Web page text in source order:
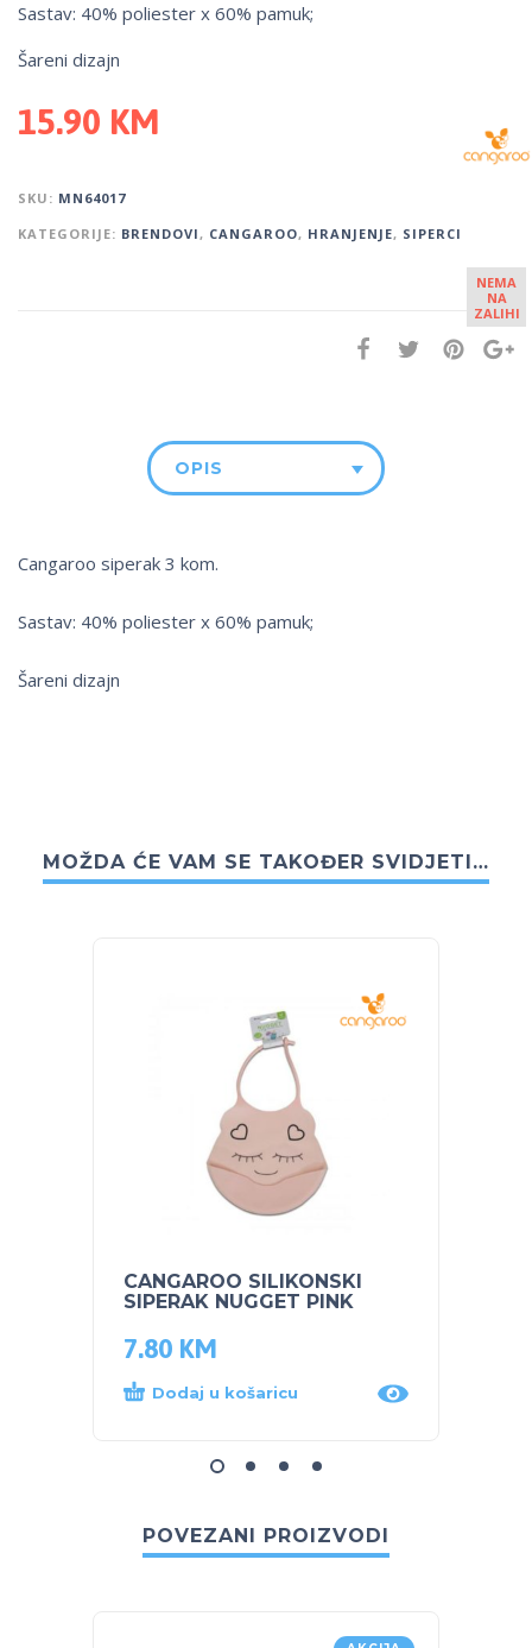
Sastav: 40% poliester x 60% pamuk;
Šareni dizajn
15.90 KM
SKU: MN64017
KATEGORIJE: BRENDOVI, CANGAROO, HRANJENJE, SIPERCI
NEMA
NA
ZALIHI
OPIS
Cangaroo siperak 3 kom.
Sastav: 40% poliester x 60% pamuk;
Šareni dizajn
MOŽDA ĆE VAM SE TAKOĐER SVIDJETI…
CANGAROO SILIKONSKI
SIPERAK NUGGET PINK
7.80 KM
Dodaj u košaricu
POVEZANI PROIZVODI